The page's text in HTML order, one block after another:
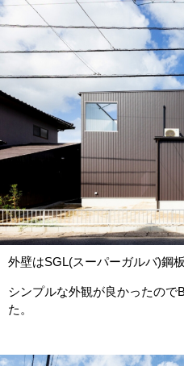
外壁はSGL(スーパーガルバ)鋼
シンプルな外観が良かったので
た。